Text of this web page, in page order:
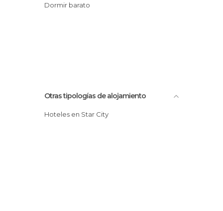
Dormir barato
Otras tipologías de alojamiento
Hoteles en Star City